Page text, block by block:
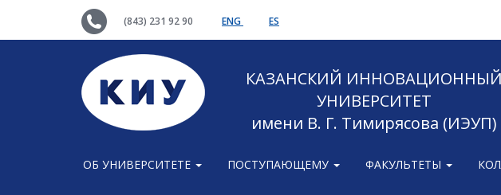
(843) 231 92 90 ENG ES
КАЗАНСКИЙ ИННОВАЦИОННЫЙ
УНИВЕРСИТЕТ
имени В. Г. Тимирясова (ИЭУП)
ОБ УНИВЕРСИТЕТЕ ПОСТУПАЮЩЕМУ ФАКУЛЬТЕТЫ